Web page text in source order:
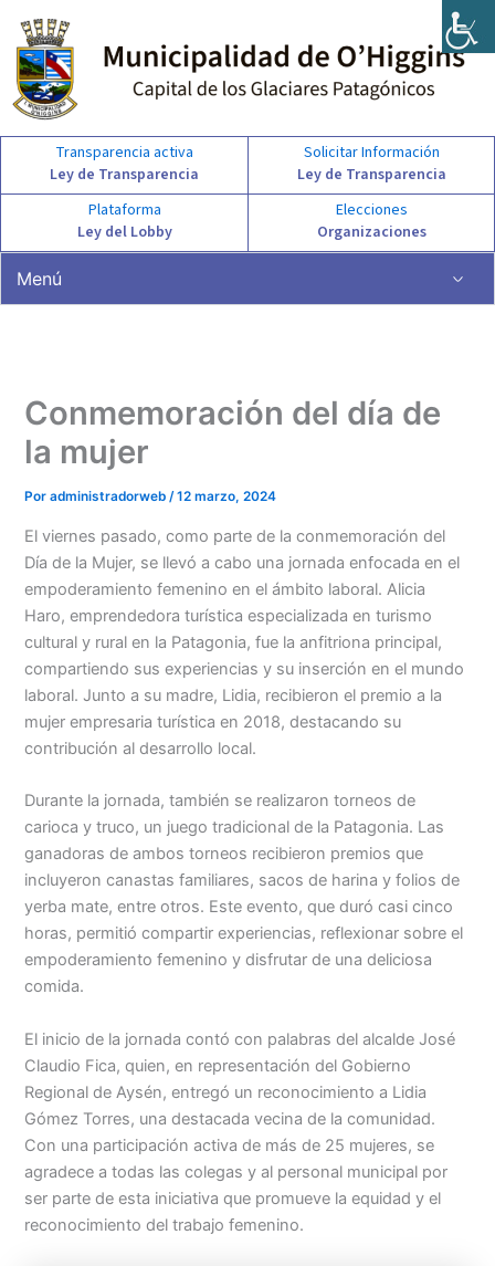
contenido
Transparencia activa
Ley de Transparencia
Solicitar Información
Ley de Transparencia
Plataforma
Ley del Lobby
Elecciones
Organizaciones
Menú
Conmemoración del día de
la mujer
Poradministradorweb/12 marzo, 2024
El viernes pasado, como parte de la conmemoración del
Día de la Mujer, se llevó a cabo una jornada enfocada en el
empoderamiento femenino en el ámbito laboral. Alicia
Haro, emprendedora turística especializada en turismo
cultural y rural en la Patagonia, fue la anfitriona principal,
compartiendo sus experiencias y su inserción en el mundo
laboral. Junto a su madre, Lidia, recibieron el premio a la
mujer empresaria turística en 2018, destacando su
contribución al desarrollo local.
Durante la jornada, también se realizaron torneos de
carioca y truco, un juego tradicional de la Patagonia. Las
ganadoras de ambos torneos recibieron premios que
incluyeron canastas familiares, sacos de harina y folios de
yerba mate, entre otros. Este evento, que duró casi cinco
horas, permitió compartir experiencias, reflexionar sobre el
empoderamiento femenino y disfrutar de una deliciosa
comida.
El inicio de la jornada contó con palabras del alcalde José
Claudio Fica, quien, en representación del Gobierno
Regional de Aysén, entregó un reconocimiento a Lidia
Gómez Torres, una destacada vecina de la comunidad.
Con una participación activa de más de 25 mujeres, se
agradece a todas las colegas y al personal municipal por
ser parte de esta iniciativa que promueve la equidad y el
reconocimiento del trabajo femenino.